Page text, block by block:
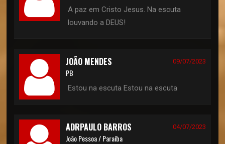
A paz em Cristo Jesus. Na escuta
louvando a DEUS!
JOÃO MENDES 09/07/2023
PB
Estou na escuta Estou na escuta
ADRPAULO BARROS 04/07/2023
João Pessoa / Paraíba